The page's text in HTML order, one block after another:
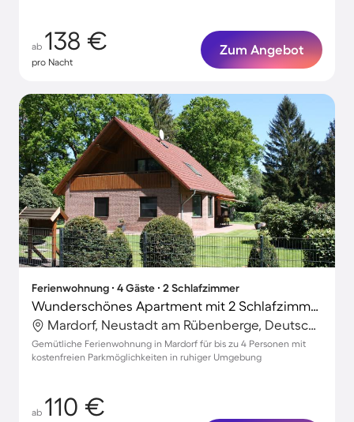
ab 138 €
pro Nacht
Zum Angebot
Ferienwohnung ∙ 4 Gäste ∙ 2 Schlafzimmer
Wunderschönes Apartment mit 2 Schlafzimmern für 4 Personen
Mardorf, Neustadt am Rübenberge, Deutschland
Gemütliche Ferienwohnung in Mardorf für bis zu 4 Personen mit
kostenfreien Parkmöglichkeiten in ruhiger Umgebung
ab 110 €